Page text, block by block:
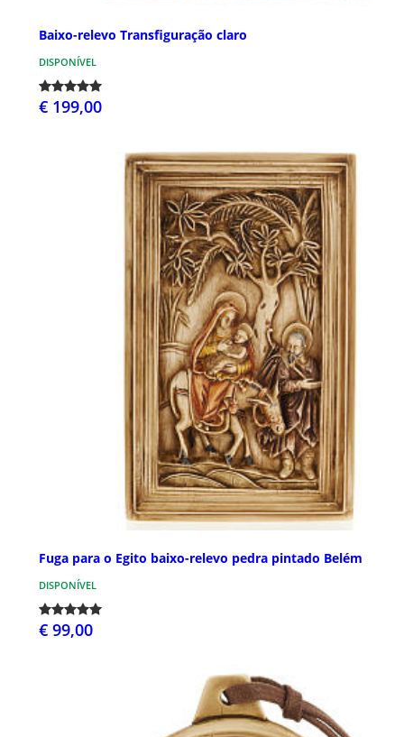
Baixo-relevo Transfiguração claro
DISPONÍVEL
€ 199,00
Fuga para o Egito baixo-relevo pedra pintado Belém
DISPONÍVEL
€ 99,00